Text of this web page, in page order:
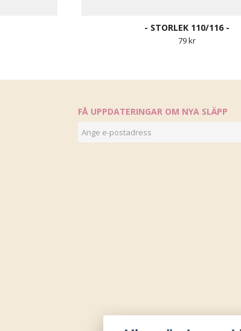
- STORLEK 110/116 -
79 kr
FÅ UPPDATERINGAR OM NYA SLÄPP